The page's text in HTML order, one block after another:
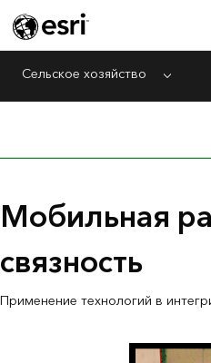
Сельское хозяйство Menu
Мобильная
связность
Применение технологий в